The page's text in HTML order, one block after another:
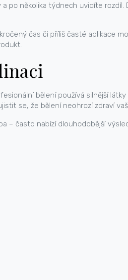
po několika týdnech uvidíte
čas či příliš časté aplikace
bělení používá silnější
se, že bělení neohrozí zdraví
často nabízí dlouhodobější